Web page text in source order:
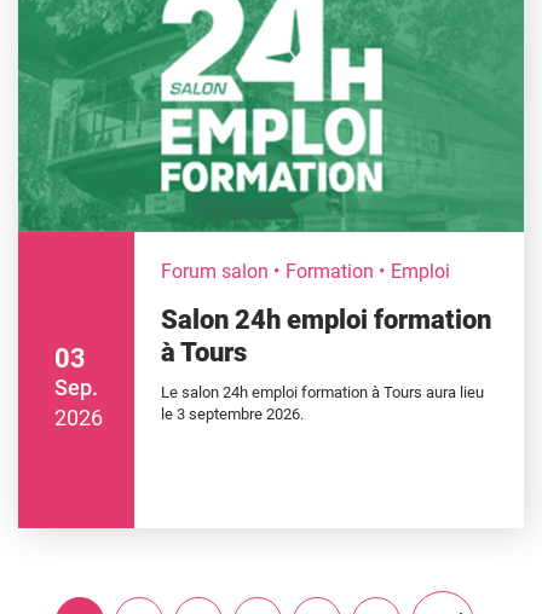
03
Sep.
2026
Forum salon Formation Emploi
Salon 24h emploi formation
à Tours
Le salon 24h emploi formation à Tours aura lieu
le 3 septembre 2026.
PAGINATION